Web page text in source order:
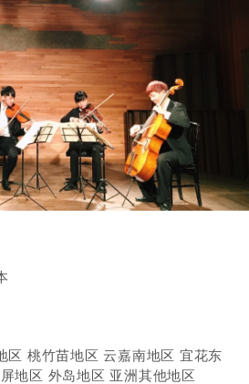
区 桃竹苗地区 云嘉南地区 宜花东
地区 外岛地区 亚洲其他地区